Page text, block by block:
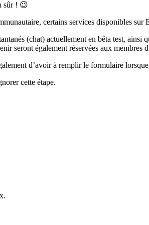
sûr ! 😉
certains services disponibles sur
(chat) actuellement en bêta test,
seront également réservées aux membres
d’avoir à remplir le formulaire
cette étape.